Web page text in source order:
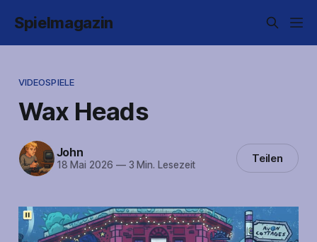
Spielmagazin
VIDEOSPIELE
Wax Heads
John
18 Mai 2026 —3 Min. Lesezeit Teilen